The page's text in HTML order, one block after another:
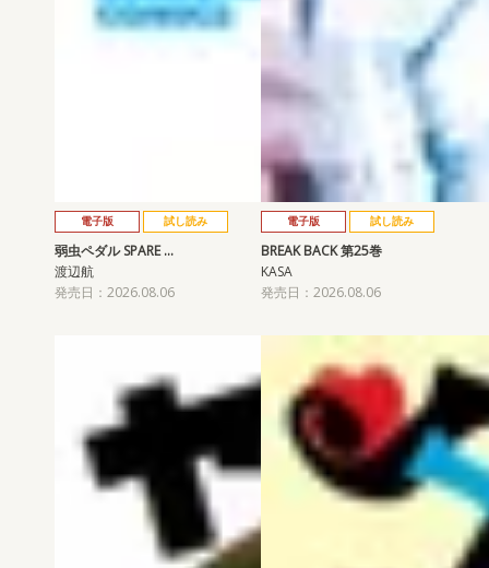
電子版 試し読み
弱虫ペダル SPARE …
渡辺航
発売日：2026.08.06
電子版 試し読み
BREAK BACK 第25巻
KASA
発売日：2026.08.06